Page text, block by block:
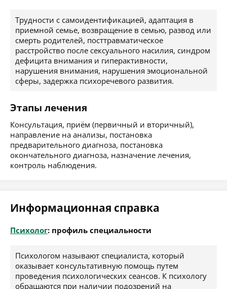
Трудности с самоидентификацией, адаптация в
приемной семье, возвращение в семью, развод или
смерть родителей, посттравматическое
расстройство после сексуального насилия, синдром
дефицита внимания и гиперактивности,
нарушения внимания, нарушения эмоциональной
сферы, задержка психоречевого развития.
Этапы лечения
Консультация, приём (первичный и вторичный),
направление на анализы, постановка
предварительного диагноза, постановка
окончательного диагноза, назначение лечения,
контроль наблюдения.
Информационная справка
Психолог: профиль специальности
Психологом называют специалиста, который
оказывает консультативную помощь путем
проведения психологических сеансов. К психологу
обращаются при наличии подозрений на